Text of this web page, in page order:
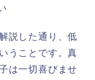
説した通り、低
うことです。真
は一切喜びませ